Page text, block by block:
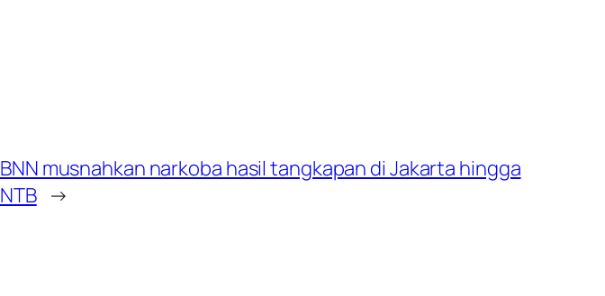
BNN musnahkan narkoba hasil tangkapan di Jakarta hingga
NTB →